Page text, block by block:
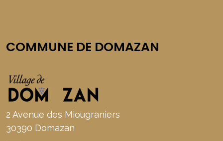
COMMUNE DE DOMAZAN
2 Avenue des Miougraniers
30390 Domazan